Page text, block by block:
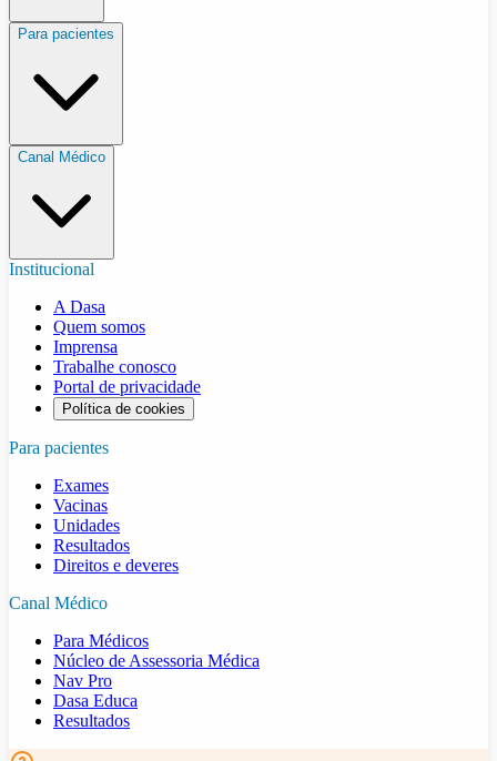
Para pacientes
Canal Médico
Institucional
A Dasa
Quem somos
Imprensa
Trabalhe conosco
Portal de privacidade
Política de cookies
Para pacientes
Exames
Vacinas
Unidades
Resultados
Direitos e deveres
Canal Médico
Para Médicos
Núcleo de Assessoria Médica
Nav Pro
Dasa Educa
Resultados